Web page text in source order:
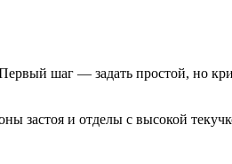
шаг — задать простой, но
застоя и отделы с высокой